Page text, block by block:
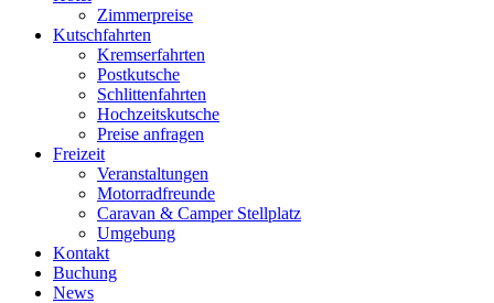
Zimmerpreise
Kutschfahrten
Kremserfahrten
Postkutsche
Schlittenfahrten
Hochzeitskutsche
Preise anfragen
Freizeit
Veranstaltungen
Motorradfreunde
Caravan & Camper Stellplatz
Umgebung
Kontakt
Buchung
News